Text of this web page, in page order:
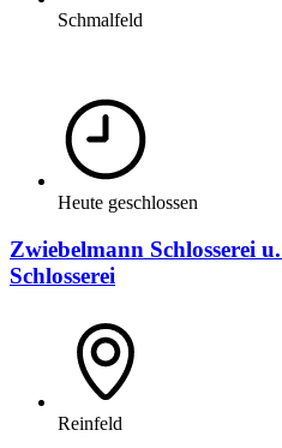
Schmalfeld
Heute geschlossen
Zwiebelmann Schlosserei
Schlosserei
Reinfeld